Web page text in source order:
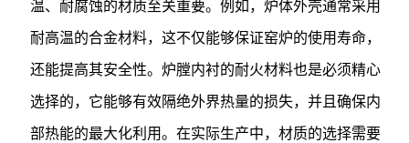
温、耐腐蚀的材质至关重要。例如，炉体外壳通常采用
耐高温的合金材料，这不仅能够保证窑炉的使用寿命，
还能提高其安全性。炉膛内衬的耐火材料也是必须精心
选择的，它能够有效隔绝外界热量的损失，并且确保内
部热能的最大化利用。在实际生产中，材质的选择需要